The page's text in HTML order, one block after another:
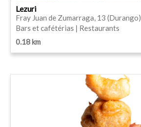
Lezuri
Fray Juan de Zumarraga, 13 (Durango)
Bars et cafétérias | Restaurants
0.18 km